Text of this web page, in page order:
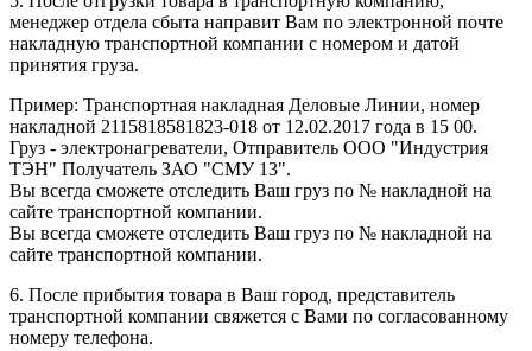
менеджер отдела сбыта направит Вам по электронной почте
накладную транспортной компании с номером и датой
принятия груза.
Пример: Транспортная накладная Деловые Линии, номер
накладной 2115818581823-018 от 12.02.2017 года в 15 00.
Груз - электронагреватели, Отправитель ООО "Индустрия
ТЭН" Получатель ЗАО "СМУ 13".
Вы всегда сможете отследить Ваш груз по № накладной на
сайте транспортной компании.
Вы всегда сможете отследить Ваш груз по № накладной на
сайте транспортной компании.
6. После прибытия товара в Ваш город, представитель
транспортной компании свяжется с Вами по согласованному
номеру телефона.